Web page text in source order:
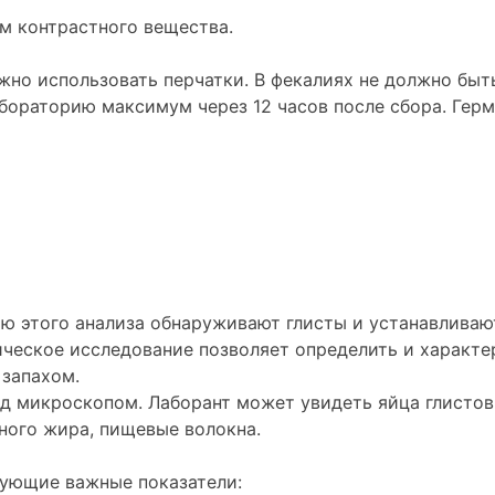
контрастного вещества.
использовать перчатки. В фекалиях не должно
максимум через 12 часов после сбора.
анализа обнаруживают глисты и
исследование позволяет определить и
микроскопом. Лаборант может увидеть яйца
жира, пищевые волокна.
важные показатели: